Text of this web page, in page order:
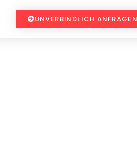
UNVERBINDLICH ANFRAGEN